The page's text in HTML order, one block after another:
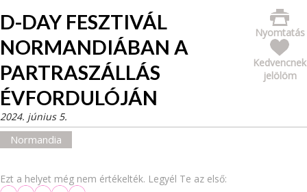
D-DAY FESZTIVÁL
NORMANDIÁBAN A
PARTRASZÁLLÁS
ÉVFORDULÓJÁN
Nyomtatás
Kedvencnek
jelölöm
2024. június 5.
Normandia
Ezt a helyet még nem értékelték. Legyél Te az első: